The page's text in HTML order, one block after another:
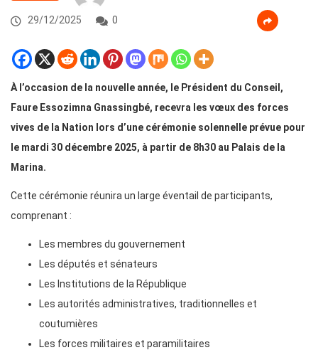
29/12/2025 0
À l’occasion de la nouvelle année, le Président du Conseil,
Faure Essozimna Gnassingbé, recevra les vœux des forces
vives de la Nation lors d’une cérémonie solennelle prévue pour
le mardi 30 décembre 2025, à partir de 8h30 au Palais de la
Marina.
Cette cérémonie réunira un large éventail de participants,
comprenant :
Les membres du gouvernement
Les députés et sénateurs
Les Institutions de la République
Les autorités administratives, traditionnelles et
coutumières
Les forces militaires et paramilitaires